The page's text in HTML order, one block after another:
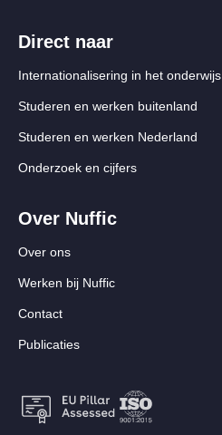
Direct naar
Internationalisering in het onderwijs
Studeren en werken buitenland
Studeren en werken Nederland
Onderzoek en cijfers
Over Nuffic
Over ons
Werken bij Nuffic
Contact
Publicaties